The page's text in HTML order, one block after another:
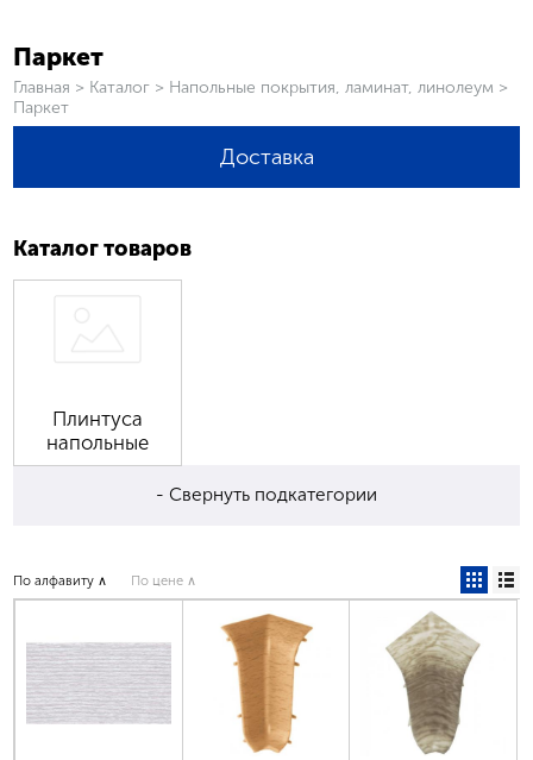
Паркет
Вы здесь
Главная > Каталог > Напольные покрытия, ламинат, линолеум >
Паркет
Доставка
Каталог товаров
Плинтуса
напольные
- Свернуть подкатегории
По алфавиту ∧ По цене ∧